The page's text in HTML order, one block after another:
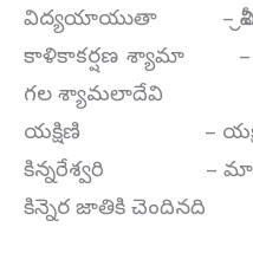
విద్యయాయుతా –
కాళికాకర్షణ శ్యామా –
గల శ్యామలాదేవి
యక్షిణి – యక్ష
కిన్నరేశ్వరి – మానవ
కిన్నెర జాతికి చెందినది